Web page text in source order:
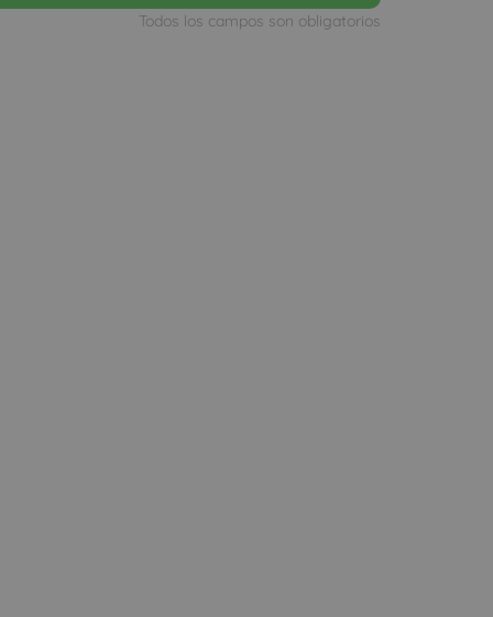
Todos los campos son obligatorios